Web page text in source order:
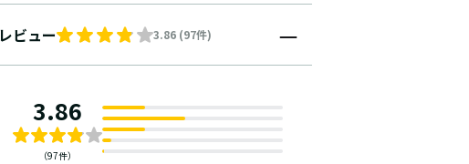
レビュー 3.86 (97件)
3.86
（97件）